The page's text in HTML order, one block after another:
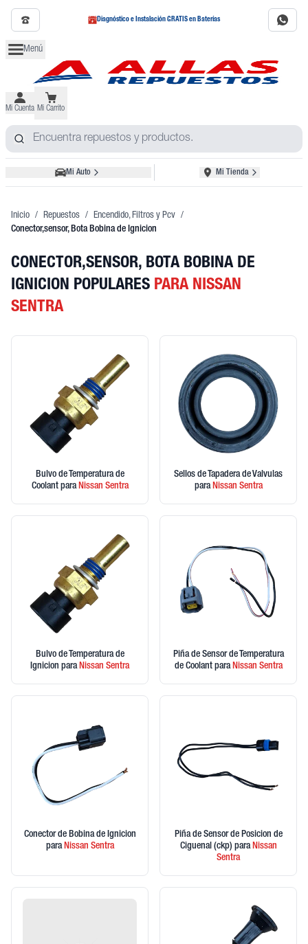
Diagnóstico e Instalación GRATIS en Baterías
Menú
Mi Cuenta Mi Carrito
Mi Auto Mi Tienda
Inicio / Repuestos / Encendido, Filtros y Pcv /
Conector,sensor, Bota Bobina de Ignicion
CONECTOR,SENSOR, BOTA BOBINA DE
IGNICION POPULARES PARA NISSAN
SENTRA
Bulvo de Temperatura de
Coolant paraNissan Sentra
Sellos de Tapadera de Valvulas
paraNissan Sentra
Bulvo de Temperatura de
Ignicion paraNissan Sentra
Piña de Sensor de Temperatura
de Coolant paraNissan Sentra
Conector de Bobina de Ignicion
paraNissan Sentra
Piña de Sensor de Posicion de
Ciguenal (ckp) paraNissan
Sentra